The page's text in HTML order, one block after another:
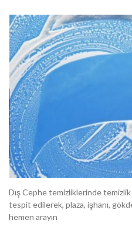
Dış Cephe temizliklerinde
tespit edilerek, plaza, işhanı,
hemen arayın